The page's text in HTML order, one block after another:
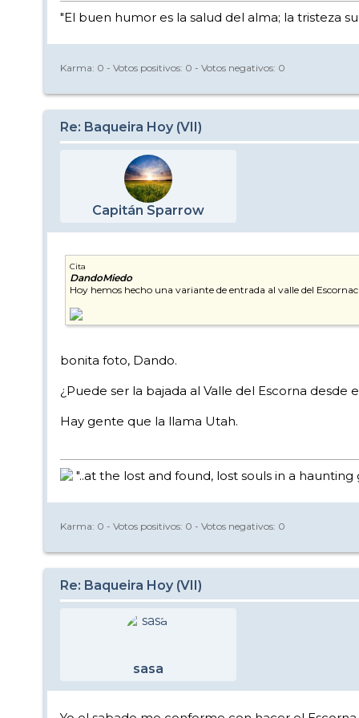
"El buen humor es la salud del alma; la tristeza
Karma: 0 - Votos positivos: 0 - Votos negativos: 0
Re: Baqueira Hoy (VII)
Capitán Sparrow
Cita
DandoMiedo
Hoy hemos hecho una variante de entrada al valle del
bonita foto, Dando.
¿Puede ser la bajada al Valle del Escorna desde
Hay gente que la llama Utah.
"..at the lost and found, lost souls in a haunting
Karma: 0 - Votos positivos: 0 - Votos negativos: 0
Re: Baqueira Hoy (VII)
sasa